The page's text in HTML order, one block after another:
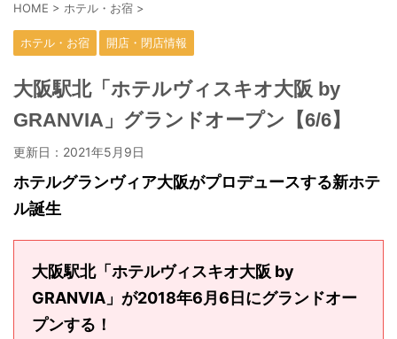
HOME > ホテル・お宿 >
ホテル・お宿 開店・閉店情報
大阪駅北「ホテルヴィスキオ大阪 by
GRANVIA」グランドオープン【6/6】
更新日： 2021年5月9日
ホテルグランヴィア大阪がプロデュースする新ホテ
ル誕生
大阪駅北「ホテルヴィスキオ大阪 by
GRANVIA」が2018年6月6日にグランドオー
プンする！